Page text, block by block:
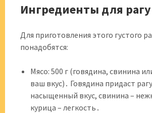
Ингредиенты для рагу
Для приготовления этого густого
понадобятся:
Мясо: 500 г (говядина, свинина
ваш вкус)․ Говядина придаст
насыщенный вкус, свинина –
курица – легкость․